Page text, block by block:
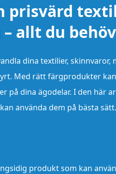
prisvärd
allt du
dina textilier,
Med rätt färgprodukter
på dina ägodelar. I den här
använda dem på bästa sätt.
produkt som kan